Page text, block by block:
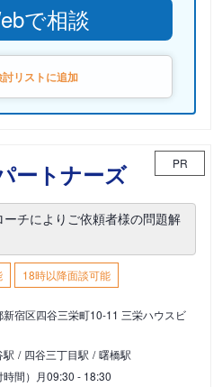
で相談
討リストに追加
ートナーズ PR
チによりご依頼者様の問題解
18時以降面談可能
新宿区四谷三栄町10-11 三栄ハウスビ
駅
四谷三丁目駅
曙橋駅
時間） 月09:30 - 18:30